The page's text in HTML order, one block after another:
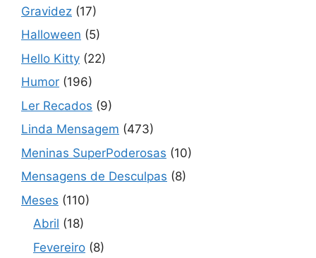
Gravidez (17)
Halloween (5)
Hello Kitty (22)
Humor (196)
Ler Recados (9)
Linda Mensagem (473)
Meninas SuperPoderosas (10)
Mensagens de Desculpas (8)
Meses (110)
Abril (18)
Fevereiro (8)